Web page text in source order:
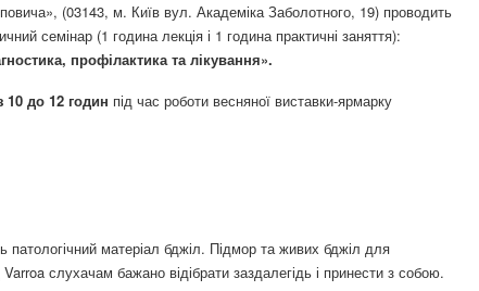
(03143, м. Київ вул. Академіка Заболотного, 19) проводить
семінар (1 година лекція і 1 година практичні заняття):
профілактика та лікування».
10 до 12 годин під час роботи весняної виставки-ярмарку
патологічний матеріал бджіл. Підмор та живих бджіл для
слухачам бажано відібрати заздалегідь і принести з собою.